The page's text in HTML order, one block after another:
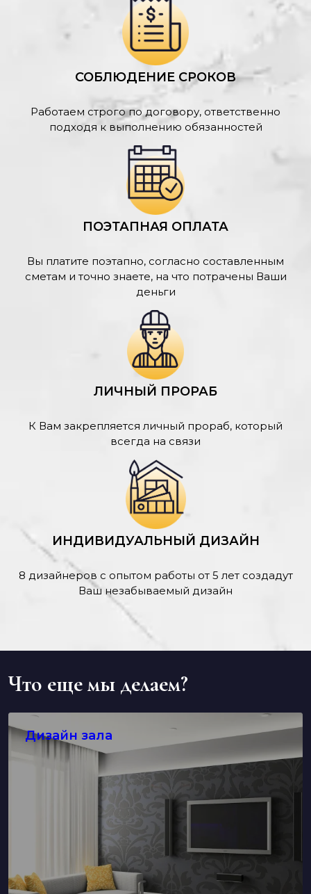
СОБЛЮДЕНИЕ СРОКОВ
Работаем строго по договору, ответственно
подходя к выполнению обязанностей
ПОЭТАПНАЯ ОПЛАТА
Вы платите поэтапно, согласно составленным
сметам и точно знаете, на что потрачены Ваши
деньги
ЛИЧНЫЙ ПРОРАБ
К Вам закрепляется личный прораб, который
всегда на связи
ИНДИВИДУАЛЬНЫЙ ДИЗАЙН
8 дизайнеров с опытом работы от 5 лет создадут
Ваш незабываемый дизайн
Что еще мы делаем?
Дизайн зала